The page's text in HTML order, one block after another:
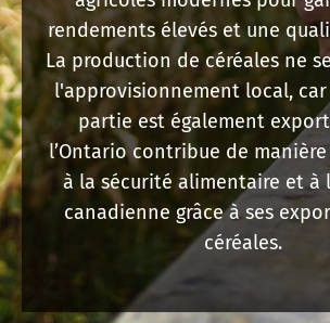
rendements élevés et une
La production de céréales ne
l'approvisionnement local,
partie est également
l’Ontario contribue de
à la sécurité alimentaire et à
canadienne grâce à ses
céréales.